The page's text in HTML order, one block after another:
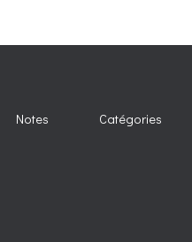
Notes Catégories